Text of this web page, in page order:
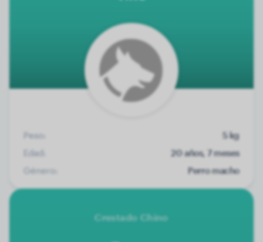
Peso:
5 kg
Edad:
20 años, 7 meses
Género:
Perro macho
Crestado Chino